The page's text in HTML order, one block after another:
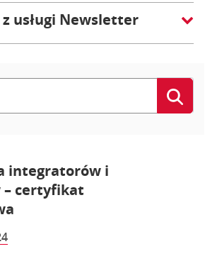
usługi Newsletter
integratorów i
certyfikat